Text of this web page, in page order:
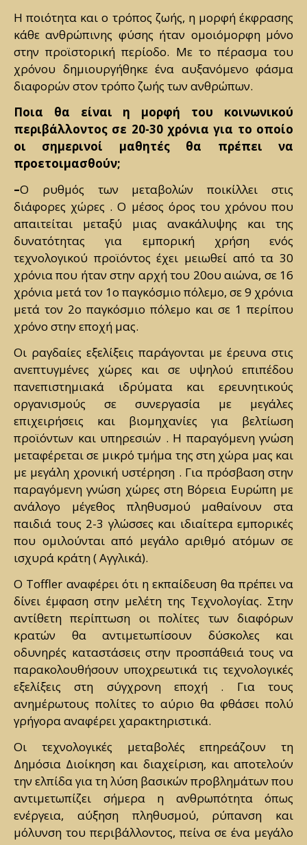
Η ποιότητα και ο τρόπος ζωής, η μορφή έκφρασης
κάθε ανθρώπινης φύσης ήταν ομοιόμορφη μόνο
στην προϊστορική περίοδο. Με το πέρασμα του
χρόνου δημιουργήθηκε ένα αυξανόμενο φάσμα
διαφορών στον τρόπο ζωής των ανθρώπων.
Ποια θα είναι η μορφή του κοινωνικού
περιβάλλοντος σε 20-30 χρόνια για το οποίο
οι σημερινοί μαθητές θα πρέπει να
προετοιμασθούν;
–Ο ρυθμός των μεταβολών ποικίλλει στις
διάφορες χώρες . Ο μέσος όρος του χρόνου που
απαιτείται μεταξύ μιας ανακάλυψης και της
δυνατότητας για εμπορική χρήση ενός
τεχνολογικού προϊόντος έχει μειωθεί από τα 30
χρόνια που ήταν στην αρχή του 20ου αιώνα, σε 16
χρόνια μετά τον 1ο παγκόσμιο πόλεμο, σε 9 χρόνια
μετά τον 2ο παγκόσμιο πόλεμο και σε 1 περίπου
χρόνο στην εποχή μας.
Οι ραγδαίες εξελίξεις παράγονται με έρευνα στις
ανεπτυγμένες χώρες και σε υψηλού επιπέδου
πανεπιστημιακά ιδρύματα και ερευνητικούς
οργανισμούς σε συνεργασία με μεγάλες
επιχειρήσεις και βιομηχανίες για βελτίωση
προϊόντων και υπηρεσιών . Η παραγόμενη γνώση
μεταφέρεται σε μικρό τμήμα της στη χώρα μας και
με μεγάλη χρονική υστέρηση . Για πρόσβαση στην
παραγόμενη γνώση χώρες στη Βόρεια Ευρώπη με
ανάλογο μέγεθος πληθυσμού μαθαίνουν στα
παιδιά τους 2-3 γλώσσες και ιδιαίτερα εμπορικές
που ομιλούνται από μεγάλο αριθμό ατόμων σε
ισχυρά κράτη ( Αγγλικά).
Ο Toffler αναφέρει ότι η εκπαίδευση θα πρέπει να
δίνει έμφαση στην μελέτη της Τεχνολογίας. Στην
αντίθετη περίπτωση οι πολίτες των διαφόρων
κρατών θα αντιμετωπίσουν δύσκολες και
οδυνηρές καταστάσεις στην προσπάθειά τους να
παρακολουθήσουν υποχρεωτικά τις τεχνολογικές
εξελίξεις στη σύγχρονη εποχή . Για τους
ανημέρωτους πολίτες το αύριο θα φθάσει πολύ
γρήγορα αναφέρει χαρακτηριστικά.
Οι τεχνολογικές μεταβολές επηρεάζουν τη
Δημόσια Διοίκηση και διαχείριση, και αποτελούν
την ελπίδα για τη λύση βασικών προβλημάτων που
αντιμετωπίζει σήμερα η ανθρωπότητα όπως
ενέργεια, αύξηση πληθυσμού, ρύπανση και
μόλυνση του περιβάλλοντος, πείνα σε ένα μεγάλο